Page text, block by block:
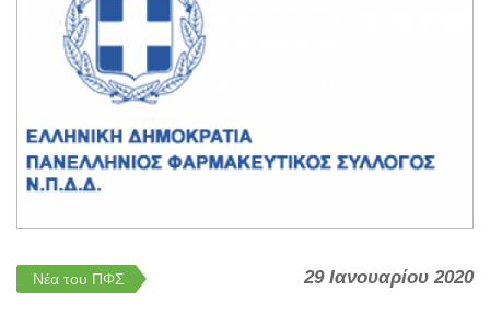
Νέα του ΠΦΣ 29 Ιανουαρίου 2020